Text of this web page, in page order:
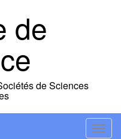
de
de Sciences
T